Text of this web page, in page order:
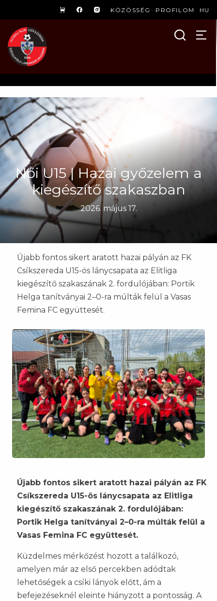
KÖZÖSSÉG PROFILOM HU
Női U15 | Hazai győzelem a
kiegészítő szakaszban
2026. május 17.
Újabb fontos sikert aratott hazai pályán az FK
Csíkszereda U15-ös lánycsapata az Elitliga
kiegészítő szakaszának 2. fordulójában: Portik
Helga tanítványai 2–0-ra múlták felül a Vasas
Femina FC együttesét.
Újabb fontos sikert aratott hazai pályán az FK
Csíkszereda U15-ös lánycsapata az Elitliga
kiegészítő szakaszának 2. fordulójában:
Portik Helga tanítványai 2–0-ra múlták felül a
Vasas Femina FC együttesét.
Küzdelmes mérkőzést hozott a találkozó,
amelyen már az első percekben adódtak
lehetőségek a csíki lányok előtt, ám a
befejezéseknél eleinte hiányzott a pontosság. A